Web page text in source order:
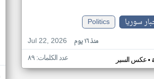
سوريا
Politics
Jul 22, 2026
منذ ١٦ يوم
عكس السير• عدد الكلمات: ٨٩